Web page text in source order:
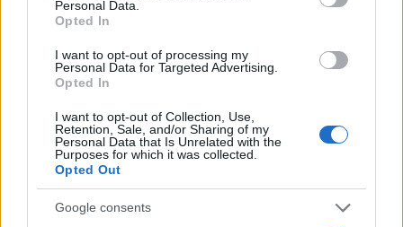
Personal Data.
Opted In
I want to opt-out of processing my
Personal Data for Targeted Advertising.
Opted In
I want to opt-out of Collection, Use,
Retention, Sale, and/or Sharing of my
Personal Data that Is Unrelated with the
Purposes for which it was collected.
Opted Out
Google consents
azzerate le divergenze interne, la richiesta è
cassettino.
E così quello che sembrava l’imminente pericolo
di un nuovo trionfante fascismo alle porte, è
divenuto un placido e quasi inudibile rumore di
fondo. Non scomparso del tutto, intendiamoci,